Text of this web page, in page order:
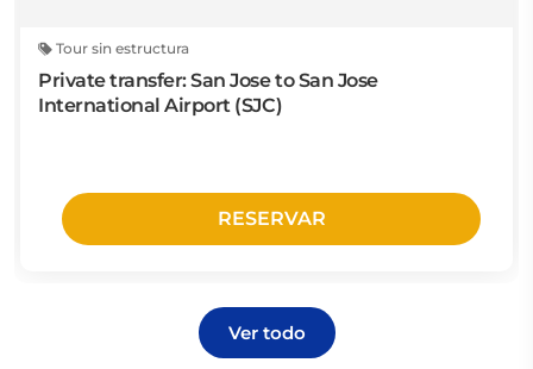
Tour sin estructura
Private transfer: San Jose to San Jose
International Airport (SJC)
RESERVAR
Ver todo